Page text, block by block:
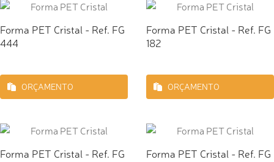
Forma PET Cristal - Ref. FG
444
ORÇAMENTO
Forma PET Cristal - Ref. FG
182
ORÇAMENTO
Forma PET Cristal - Ref. FG
Forma PET Cristal - Ref. FG